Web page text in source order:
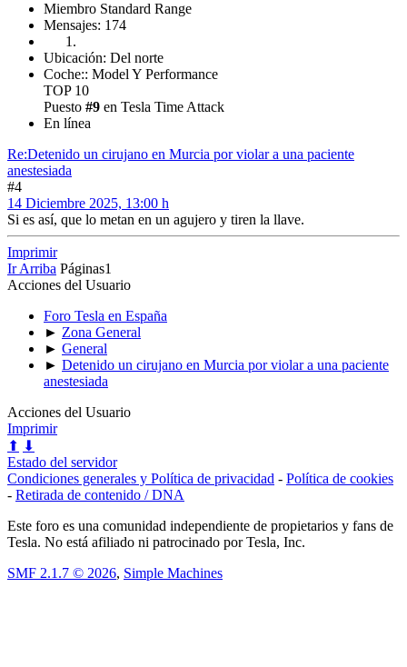
Miembro Standard Range
Mensajes: 174
Ubicación: Del norte
Coche:: Model Y Performance
TOP 10
Puesto #9 en Tesla Time Attack
En línea
Re:Detenido un cirujano en Murcia por violar a una paciente
anestesiada
#4
14 Diciembre 2025, 13:00 h
Si es así, que lo metan en un agujero y tiren la llave.
Imprimir
Ir Arriba Páginas1
Acciones del Usuario
Foro Tesla en España
► Zona General
► General
► Detenido un cirujano en Murcia por violar a una paciente
anestesiada
Acciones del Usuario
Imprimir
⬆ ⬇
Estado del servidor
Condiciones generales y Política de privacidad - Política de cookies
- Retirada de contenido / DNA
Este foro es una comunidad independiente de propietarios y fans de
Tesla. No está afiliado ni patrocinado por Tesla, Inc.
SMF 2.1.7 © 2026, Simple Machines